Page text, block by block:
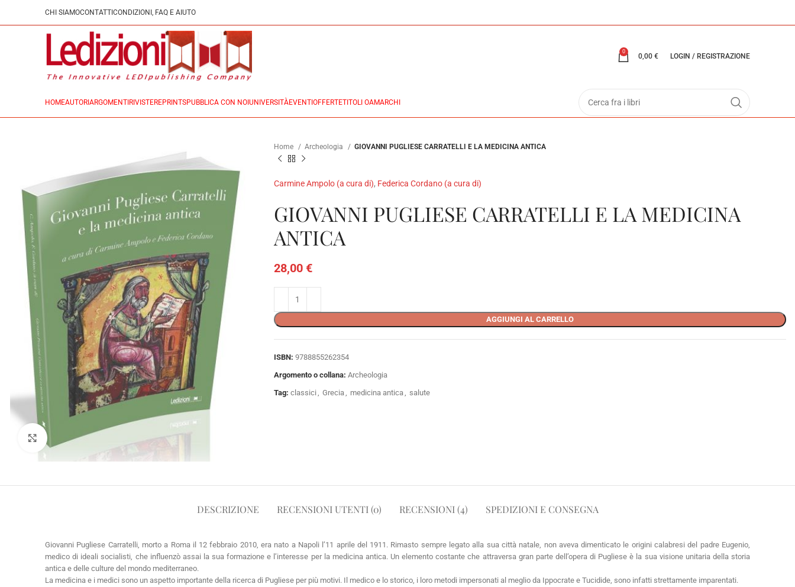
CHI SIAMOCONTATTI CONDIZIONI, FAQ E AIUTO
0
0,00 € LOGIN / REGISTRAZIONE
HOMEAUTORI ARGOMENTI RIVISTEREPRINTSPUBBLICA CON NOI UNIVERSITÀEVENTI OFFERTETITOLI OAMARCHI
Clicca per ampliare
Home Archeologia GIOVANNI PUGLIESE CARRATELLI E LA MEDICINA ANTICA
Carmine Ampolo (a cura di), Federica Cordano (a cura di)
GIOVANNI PUGLIESE CARRATELLI E LA MEDICINA
ANTICA
28,00 €
AGGIUNGI AL CARRELLO
ISBN: 9788855262354
Argomento o collana: Archeologia
Tag: classici Grecia medicina antica salute
DESCRIZIONE RECENSIONI UTENTI (0) RECENSIONI (4) SPEDIZIONI E CONSEGNA
Giovanni Pugliese Carratelli, morto a Roma il 12 febbraio 2010, era nato a Napoli l’11 aprile del 1911. Rimasto sempre legato alla sua città natale, non aveva dimenticato le origini calabresi del padre Eugenio,
medico di ideali socialisti, che influenzò assai la sua formazione e l’interesse per la medicina antica. Un elemento costante che attraversa gran parte dell’opera di Pugliese è la sua visione unitaria della storia
antica e delle culture del mondo mediterraneo.
La medicina e i medici sono un aspetto importante della ricerca di Pugliese per più motivi. Il medico e lo storico, i loro metodi impersonati al meglio da Ippocrate e Tucidide, sono infatti strettamente imparentati.